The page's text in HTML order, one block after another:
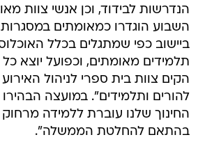
הנדרשות לבידוד, וכן אנשי צוות
השבוע הוגדרו כמאומתים במסגרות
ביישוב כפי שמתגלים בכלל
תלמידים מאומתים, וכפועל יוצא כל
הקים צוות בית ספרי לניהול האירוע
להורים ותלמידים". במועצה
החינוך שלנו עוברת ללמידה
בהתאם להחלטת הממשלה".